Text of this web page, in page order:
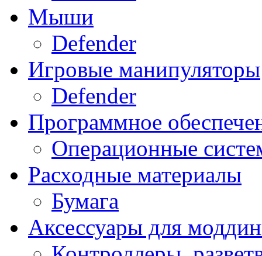
Мыши
Defender
Игровые манипуляторы
Defender
Программное
Операционные
Расходные материалы
Бумага
Аксессуары для